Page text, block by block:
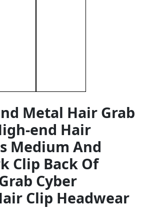
Metal Hair Grab
end Hair
Medium And
Clip Back Of
Cyber
Clip Headwear